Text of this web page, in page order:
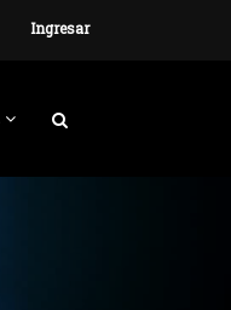
Ingresar